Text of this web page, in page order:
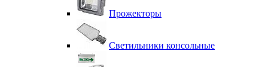
Прожекторы
Светильники консольные